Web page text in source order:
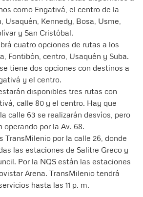
como Engativá, el centro de la
Usaquén, Kennedy, Bosa, Usme,
y San Cristóbal.
cuatro opciones de rutas a los
Fontibón, centro, Usaquén y Suba.
tiene dos opciones con destinos a
y el centro.
disponibles tres rutas con
calle 80 y el centro. Hay que
calle 63 se realizarán desvíos, pero
operando por la Av. 68.
TransMilenio por la calle 26, donde
las estaciones de Salitre Greco y
Por la NQS están las estaciones
Arena. TransMilenio tendrá
hasta las 11 p. m.